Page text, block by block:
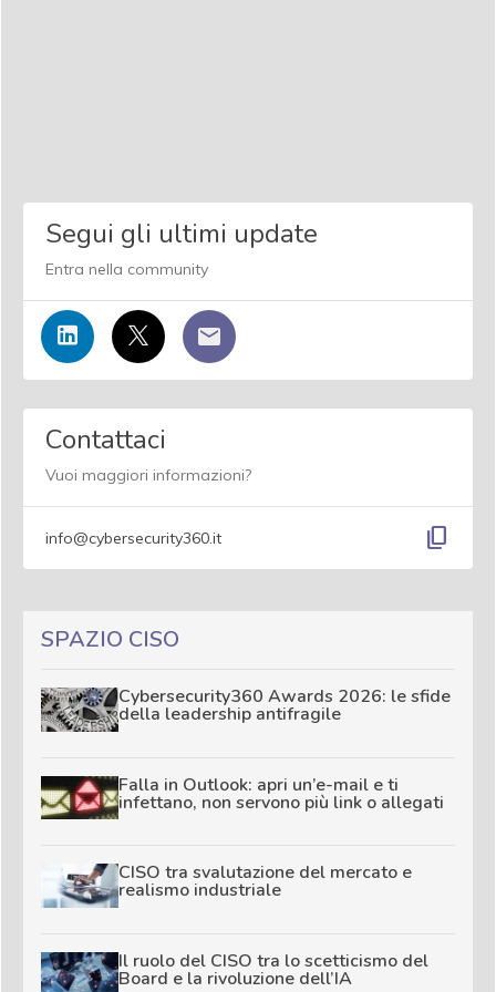
Segui gli ultimi update
Entra nella community
Contattaci
Vuoi maggiori informazioni?
info@cybersecurity360.it content_copy
SPAZIO CISO
Cybersecurity360 Awards 2026: le sfide
della leadership antifragile
Falla in Outlook: apri un’e-mail e ti
infettano, non servono più link o allegati
CISO tra svalutazione del mercato e
realismo industriale
Il ruolo del CISO tra lo scetticismo del
Board e la rivoluzione dell’IA